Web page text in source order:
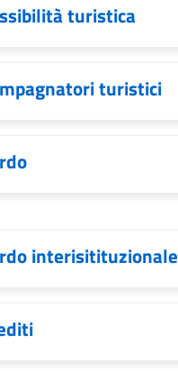
turistica
turistici
interisitituzionale